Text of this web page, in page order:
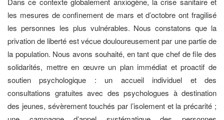
les mesures de confinement de mars et d’octobre ont fragilisé
les personnes les plus vulnérables. Nous constatons que la
privation de liberté est vécue douloureusement par une partie de
la population. Nous avons souhaité, en tant que chef de file des
solidarités, mettre en œuvre un plan immédiat et proactif de
soutien psychologique : un accueil individuel et des
consultations gratuites avec des psychologues à destination
des jeunes, sévèrement touchés par l’isolement et la précarité ;